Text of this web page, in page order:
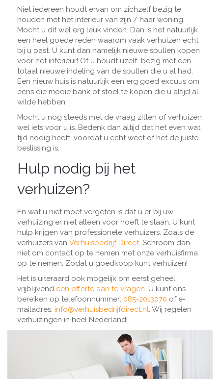
Niet iedereen houdt ervan om zichzelf bezig te
houden met het interieur van zijn / haar woning.
Mocht u dit wel erg leuk vinden. Dan is het natuurlijk
een heel goede reden waarom vaak verhuizen echt
bij u past. U kunt dan namelijk nieuwe spullen kopen
voor het interieur! Of u houdt uzelf bezig met een
totaal nieuwe indeling van de spullen die u al had.
Een nieuw huis is natuurlijk een erg goed excuus om
eens die mooie bank of stoel te kopen die u altijd al
wilde hebben.
Mocht u nog steeds met de vraag zitten of verhuizen
wel iets voor u is. Bedenk dan altijd dat het even wat
tijd nodig heeft, voordat u echt weet of het de juiste
beslissing is.
Hulp nodig bij het
verhuizen?
En wat u niet moet vergeten is dat u er bij uw
verhuizing er niet alleen voor hoeft te staan. U kunt
hulp krijgen van professionele verhuizers. Zoals de
verhuizers van Verhuisbedrijf Direct. Schroom dan
niet om contact op te nemen met onze verhuisfirma
op te nemen. Zodat u goedkoop kunt verhuizen!
Het is uiteraard ook mogelijk om eerst geheel
vrijblijvend een offerte aan te vragen. U kunt ons
bereiken op telefoonnummer: 085-2013070 of e-
mailadres: info@verhuisbedrijfdirect.nl. Wij regelen
verhuizingen in heel Nederland!